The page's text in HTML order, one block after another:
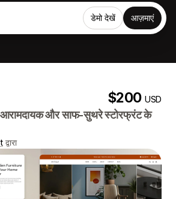
डेमो देखें आज़माएं
$200USD
आरामदायक और साफ-सुथरे स्टोरफ्रंट के
द्वारा